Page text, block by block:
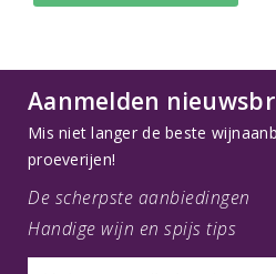
Aanmelden
Mis niet langer de beste
proeverijen!
De scherpste aanbiedingen
Handige wijn en spijs tips